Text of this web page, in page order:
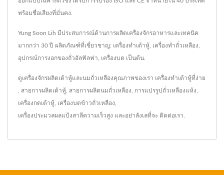
พร้อมชื่อเสียงที่มั่นคง.
Yung Soon Lih มีประสบการณ์ด้านการผลิตเครื่องจักรอาหารและเทคนิค
มากกว่า 30 ปี ผลิตภัณฑ์ที่เชี่ยวชาญ: เครื่องทำเต้าหู้, เครื่องทำถั่วเหลือง,
อุปกรณ์การงอกของถั่วอัลฟัลฟา, เครื่องบด เป็นต้น.
ดูเครื่องจักรผลิตเต้าหู้และนมถั่วเหลืองคุณภาพของเรา เครื่องทำเต้าหู้ที่ง่าย
สายการผลิตเต้าหู้ สายการผลิตนมถั่วเหลือง การแปรรูปถั่วเหลืองแห้ง
เครื่องกดเต้าหู้ เครื่องบดข้าวถั่วเหลือง
เครื่องประมวลผลแป้งสาลีความเร็วสูง และอย่าลังเลที่จะ ติดต่อเรา